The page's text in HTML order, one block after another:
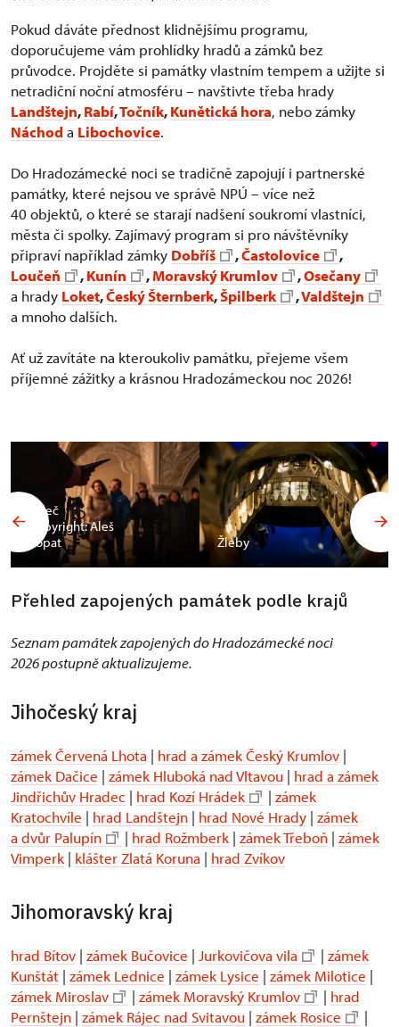
Pokud dáváte přednost klidnějšímu programu,
doporučujeme vám prohlídky hradů a zámků bez
průvodce. Projděte si památky vlastním tempem a užijte si
netradiční noční atmosféru – navštivte třeba hrady
Landštejn,Rabí,Točník,Kunětická hora, nebo zámky
Náchoda Libochovice.
Do Hradozámecké noci se tradičně zapojují i partnerské
památky, které nejsou ve správě NPÚ – více než
40 objektů, o které se starají nadšení soukromí vlastníci,
města či spolky. Zajímavý program si pro návštěvníky
připraví například zámky Dobříš ,Častolovice
,
Loučeň
,Kunín ,Moravský Krumlov ,Osečany
a hrady Loket,Český Šternberk,Špilberk ,Valdštejn
a mnoho dalších.
Ať už zavítáte na kteroukoliv památku, přejeme všem
příjemné zážitky a krásnou Hradozámeckou noc 2026!
Valeč
Copyright: Aleš
Vopat
Žleby
Přehled zapojených památek podle krajů
Seznam památek zapojených do Hradozámecké noci
2026 postupně aktualizujeme.
Jihočeský kraj
zámek Červená Lhota | hrad a zámek Český Krumlov |
zámek Dačice | zámek Hluboká nad Vltavou | hrad a zámek
Jindřichův Hradec | hrad Kozí Hrádek | zámek
Kratochvíle | hrad Landštejn | hrad Nové Hrady | zámek
a dvůr Palupín
| hrad Rožmberk | zámek Třeboň | zámek
Vimperk | klášter Zlatá Koruna | hrad Zvíkov
Jihomoravský kraj
hrad Bítov | zámek Bučovice | Jurkovičova vila | zámek
Kunštát | zámek Lednice | zámek Lysice | zámek Milotice |
zámek Miroslav
| zámek Moravský Krumlov | hrad
Pernštejn | zámek Rájec nad Svitavou | zámek Rosice |